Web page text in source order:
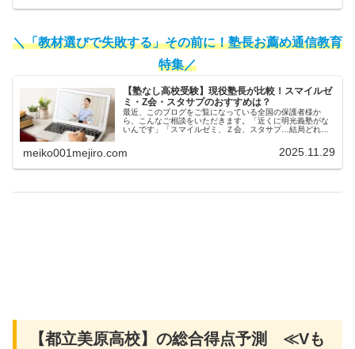
＼「教材選びで失敗する」その前に！塾長お薦め通信教育
特集／
【塾なし高校受験】現役塾長が比較！スマイルゼ
ミ・Z会・スタサプのおすすめは？
最近、このブログをご覧になっている全国の保護者様か
ら、こんなご相談をいただきます。「近くに明光義塾がな
いんです」「スマイルゼミ、Ｚ会、スタサプ…結局どれが
meiko001mejiro.com 2025.11.29
【都立美原高校】の総合得点予測 ≪Vも